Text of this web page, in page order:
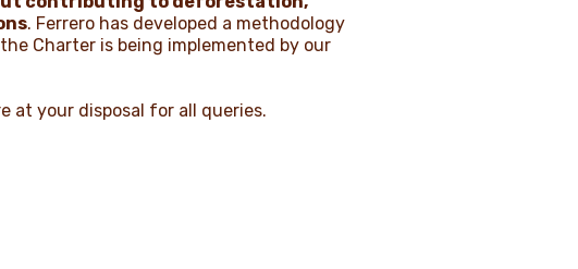
. Ferrero has developed a methodology
Charter is being implemented by our
at your disposal for all queries.